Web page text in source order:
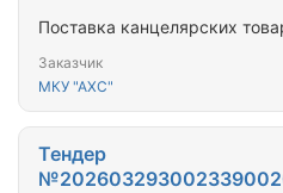
Поставка канцелярских
Заказчик
МКУ "АХС"
Тендер